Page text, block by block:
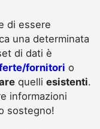
di essere
una determinata
di dati è
fornitori o
quelli esistenti.
informazioni
sostegno!